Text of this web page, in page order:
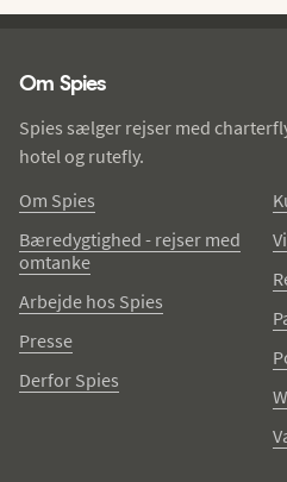
Om Spies
Spies sælger rejser med
hotel og rutefly.
Om Spies
Bæredygtighed - rejser med
omtanke
Arbejde hos Spies
Presse
Derfor Spies